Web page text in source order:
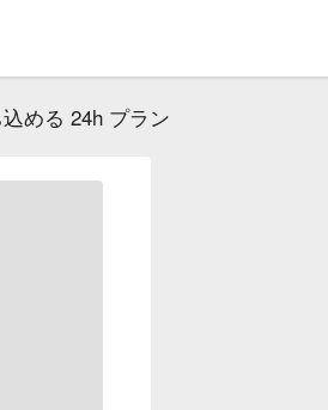
める 24h プラン